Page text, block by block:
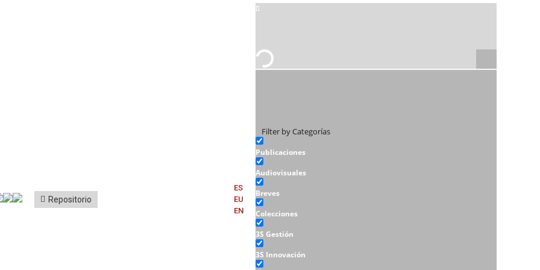
Repositorio
ES
EU
EN
Filter by Categorías
Publicaciones
Audiovisuales
Breves
Colecciones
3S Gestión
3S Innovación